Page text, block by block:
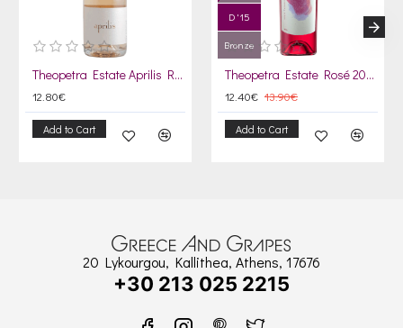
Theopetra Estate Aprilis Rosé Sparkling 2023
12.80€
Add to Cart
D '15
Bronze
Theopetra Estate Rosé 2022
12.40€ 13.90€
Add to Cart
20 Lykourgou, Kallithea, Athens, 17676
+30 213 025 2215